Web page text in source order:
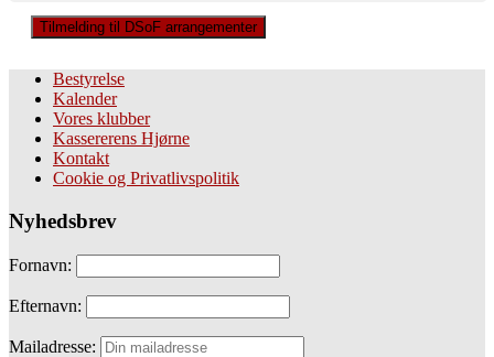
Tilmelding til DSoF arrangementer
Bestyrelse
Kalender
Vores klubber
Kassererens Hjørne
Kontakt
Cookie og Privatlivspolitik
Nyhedsbrev
Fornavn:
Efternavn:
Mailadresse: